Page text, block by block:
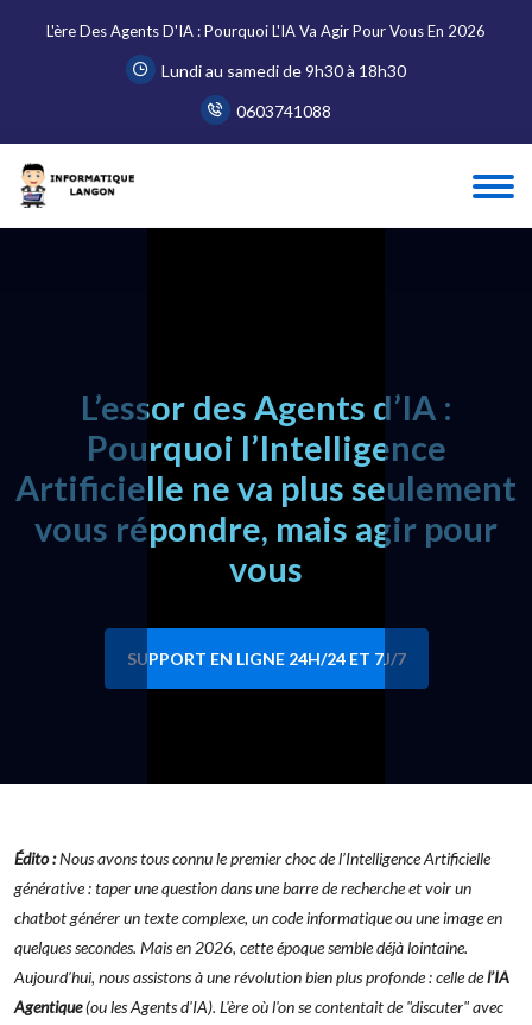
L'ère Des Agents D'IA : Pourquoi L'IA Va Agir Pour Vous En 2026
Lundi au samedi de 9h30 à 18h30
0603741088
Accueil Blog L'ère des Agents d'IA : Pourquoi l'IA va agir...
L’essor des Agents d’IA :
Pourquoi l’Intelligence
Artificielle ne va plus seulement
vous répondre, mais agir pour
vous
SUPPORT EN LIGNE 24H/24 ET 7J/7
Édito :Nous avons tous connu le premier choc de l’Intelligence Artificielle
générative : taper une question dans une barre de recherche et voir un
chatbot générer un texte complexe, un code informatique ou une image en
quelques secondes. Mais en 2026, cette époque semble déjà lointaine.
Aujourd’hui, nous assistons à une révolution bien plus profonde : celle del’IA
Agentique(ou les Agents d'IA). L'ère où l'on se contentait de "discuter" avec